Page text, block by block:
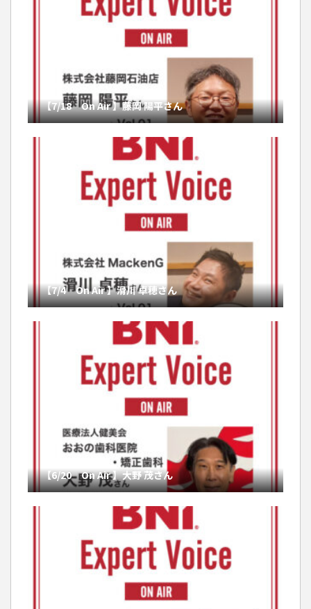
【7/18 On Air 】藤岡 陽平さん
【7/4 On Air 】滑川 卓穂さん
【6/20 On Air 】大野 茂さん